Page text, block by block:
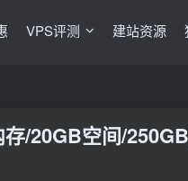
VPS评测 建站资源
/20GB空间/